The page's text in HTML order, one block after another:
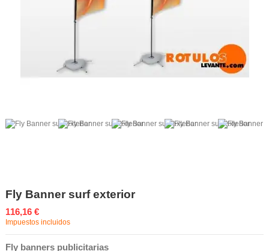
Fly Banner surf exterior
116,16 €
Impuestos incluidos
Fly banners publicitarias